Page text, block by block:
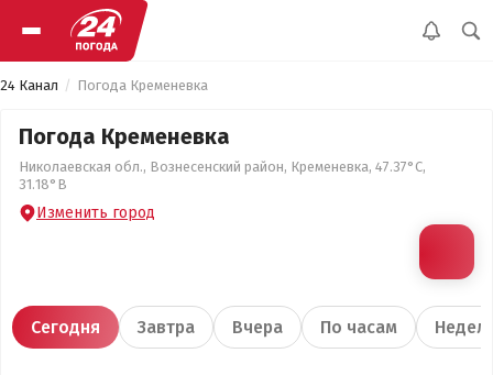
24 Канал Погода Кременевка
Погода Кременевка
Николаевская обл., Вознесенский район, Кременевка, 47.37°С,
31.18°В
Изменить город
Сегодня Завтра Вчера По часам